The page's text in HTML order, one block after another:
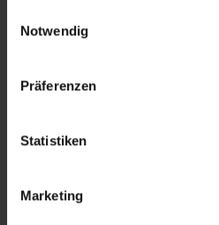
Notwendig
Präferenzen
Statistiken
Marketing
Erkunde beliebte
Verwandte Themen im